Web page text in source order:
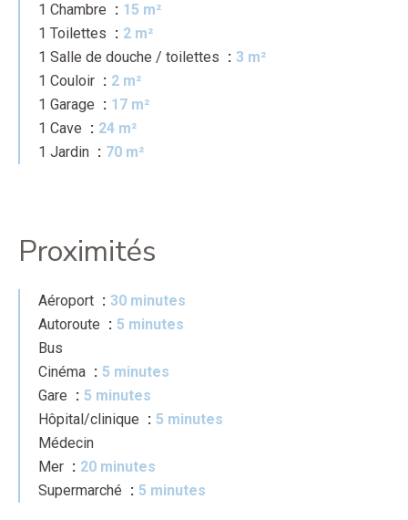
1 Chambre
15 m²
1 Toilettes
2 m²
1 Salle de douche / toilettes
3 m²
1 Couloir
2 m²
1 Garage
17 m²
1 Cave
24 m²
1 Jardin
70 m²
Proximités
Aéroport
30 minutes
Autoroute
5 minutes
Bus
Cinéma
5 minutes
Gare
5 minutes
Hôpital/clinique
5 minutes
Médecin
Mer
20 minutes
Supermarché
5 minutes